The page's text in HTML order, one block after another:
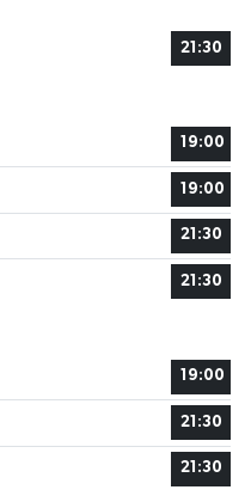
21:30
19:00
19:00
21:30
21:30
19:00
21:30
21:30